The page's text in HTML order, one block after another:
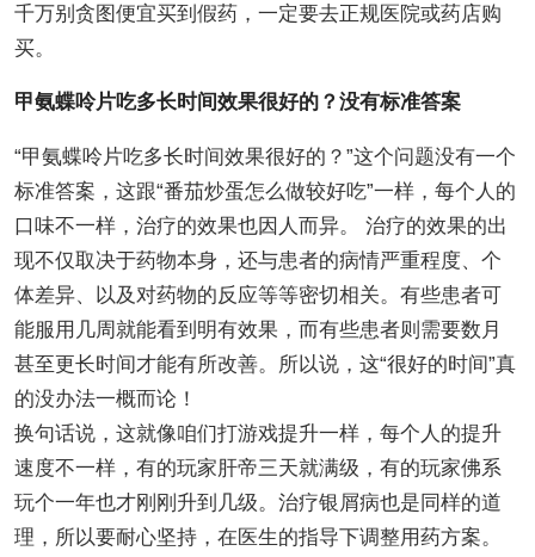
千万别贪图便宜买到假药，一定要去正规医院或药店购
买。
甲氨蝶呤片吃多长时间效果很好的？没有标准答案
“甲氨蝶呤片吃多长时间效果很好的？”这个问题没有一个
标准答案，这跟“番茄炒蛋怎么做较好吃”一样，每个人的
口味不一样，治疗的效果也因人而异。 治疗的效果的出
现不仅取决于药物本身，还与患者的病情严重程度、个
体差异、以及对药物的反应等等密切相关。有些患者可
能服用几周就能看到明有效果，而有些患者则需要数月
甚至更长时间才能有所改善。所以说，这“很好的时间”真
的没办法一概而论！
换句话说，这就像咱们打游戏提升一样，每个人的提升
速度不一样，有的玩家肝帝三天就满级，有的玩家佛系
玩个一年也才刚刚升到几级。治疗银屑病也是同样的道
理，所以要耐心坚持，在医生的指导下调整用药方案。